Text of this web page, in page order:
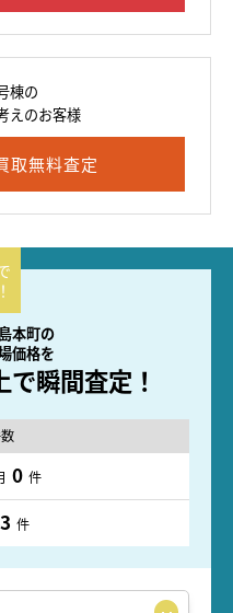
棟の
えのお客様
取無料査定
本町の
価格を
瞬間査定！
0 件
件